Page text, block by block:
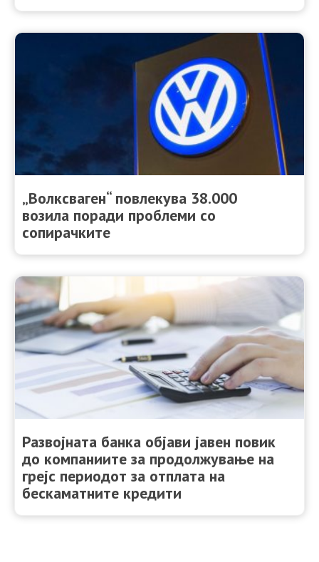
„Волксваген“ повлекува 38.000
возила поради проблеми со
сопирачките
Развојната банка објави јавен повик
до компаниите за продолжување на
грејс периодот за отплата на
бескаматните кредити